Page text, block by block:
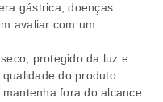
gástrica, doenças
avaliar com um
protegido da luz e
do produto.
fora do alcance